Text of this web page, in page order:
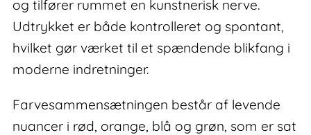
og tilfører rummet en kunstnerisk nerve.
Udtrykket er både kontrolleret og spontant,
hvilket gør værket til et spændende blikfang i
moderne indretninger.
Farvesammensætningen består af levende
nuancer i rød, orange, blå og grøn, som er sat